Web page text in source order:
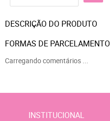
DESCRIÇÃO DO PRODUTO
FORMAS DE PARCELAMENTO
Carregando comentários ...
INSTITUCIONAL